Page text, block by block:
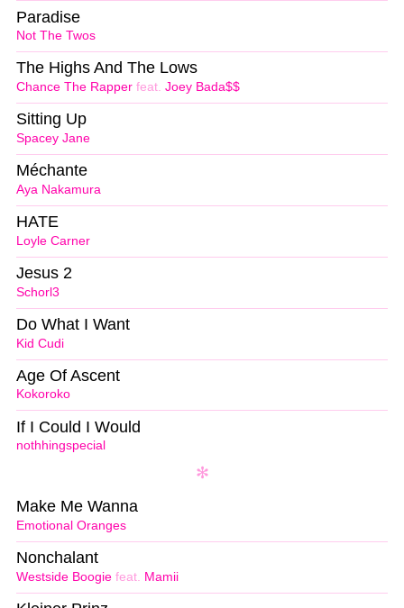
Not The Twos
Paradise
Chance The Rapper feat. Joey Bada$$
The Highs And The Lows
Spacey Jane
Sitting Up
Aya Nakamura
Méchante
Loyle Carner
HATE
Schorl3
Jesus 2
Kid Cudi
Do What I Want
Kokoroko
Age Of Ascent
nothhingspecial
If I Could I Would
Emotional Oranges
Make Me Wanna
Westside Boogie feat. Mamii
Nonchalant